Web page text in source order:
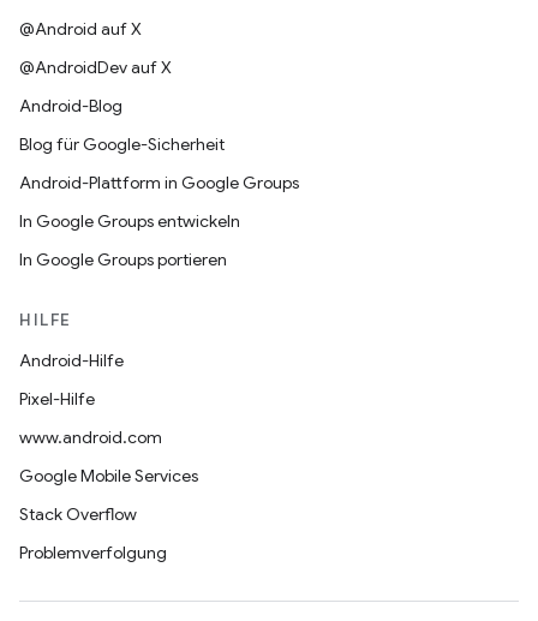
@Android auf X
@AndroidDev auf X
Android-Blog
Blog für Google-Sicherheit
Android-Plattform in Google Groups
In Google Groups entwickeln
In Google Groups portieren
HILFE
Android-Hilfe
Pixel-Hilfe
www.android.com
Google Mobile Services
Stack Overflow
Problemverfolgung